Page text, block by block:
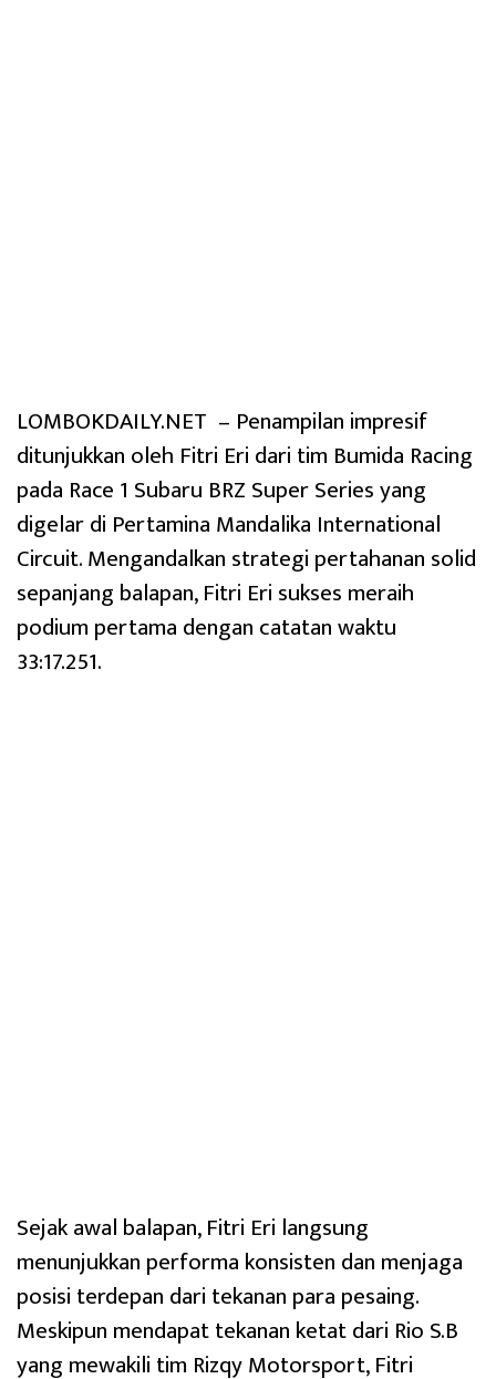
LOMBOKDAILY.NET – Penampilan impresif
ditunjukkan oleh Fitri Eri dari tim Bumida Racing
pada Race 1 Subaru BRZ Super Series yang
digelar di Pertamina Mandalika International
Circuit. Mengandalkan strategi pertahanan solid
sepanjang balapan, Fitri Eri sukses meraih
podium pertama dengan catatan waktu
33:17.251.
Sejak awal balapan, Fitri Eri langsung
menunjukkan performa konsisten dan menjaga
posisi terdepan dari tekanan para pesaing.
Meskipun mendapat tekanan ketat dari Rio S.B
yang mewakili tim Rizqy Motorsport, Fitri